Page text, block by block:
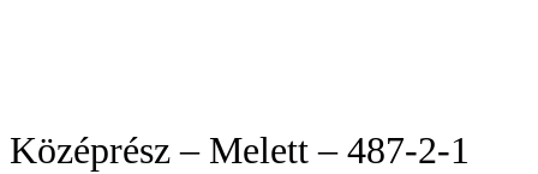
Középrész – Melett – 487-2-1